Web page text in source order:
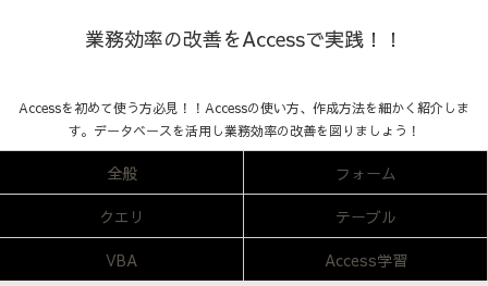
業務効率の改善をAccessで実践！！
Accessを初めて使う方必見！！Accessの使い方、作成方法を細かく紹介しま
す。データベースを活用し業務効率の改善を図りましょう！
全般
フォーム
クエリ
テーブル
VBA
Access学習